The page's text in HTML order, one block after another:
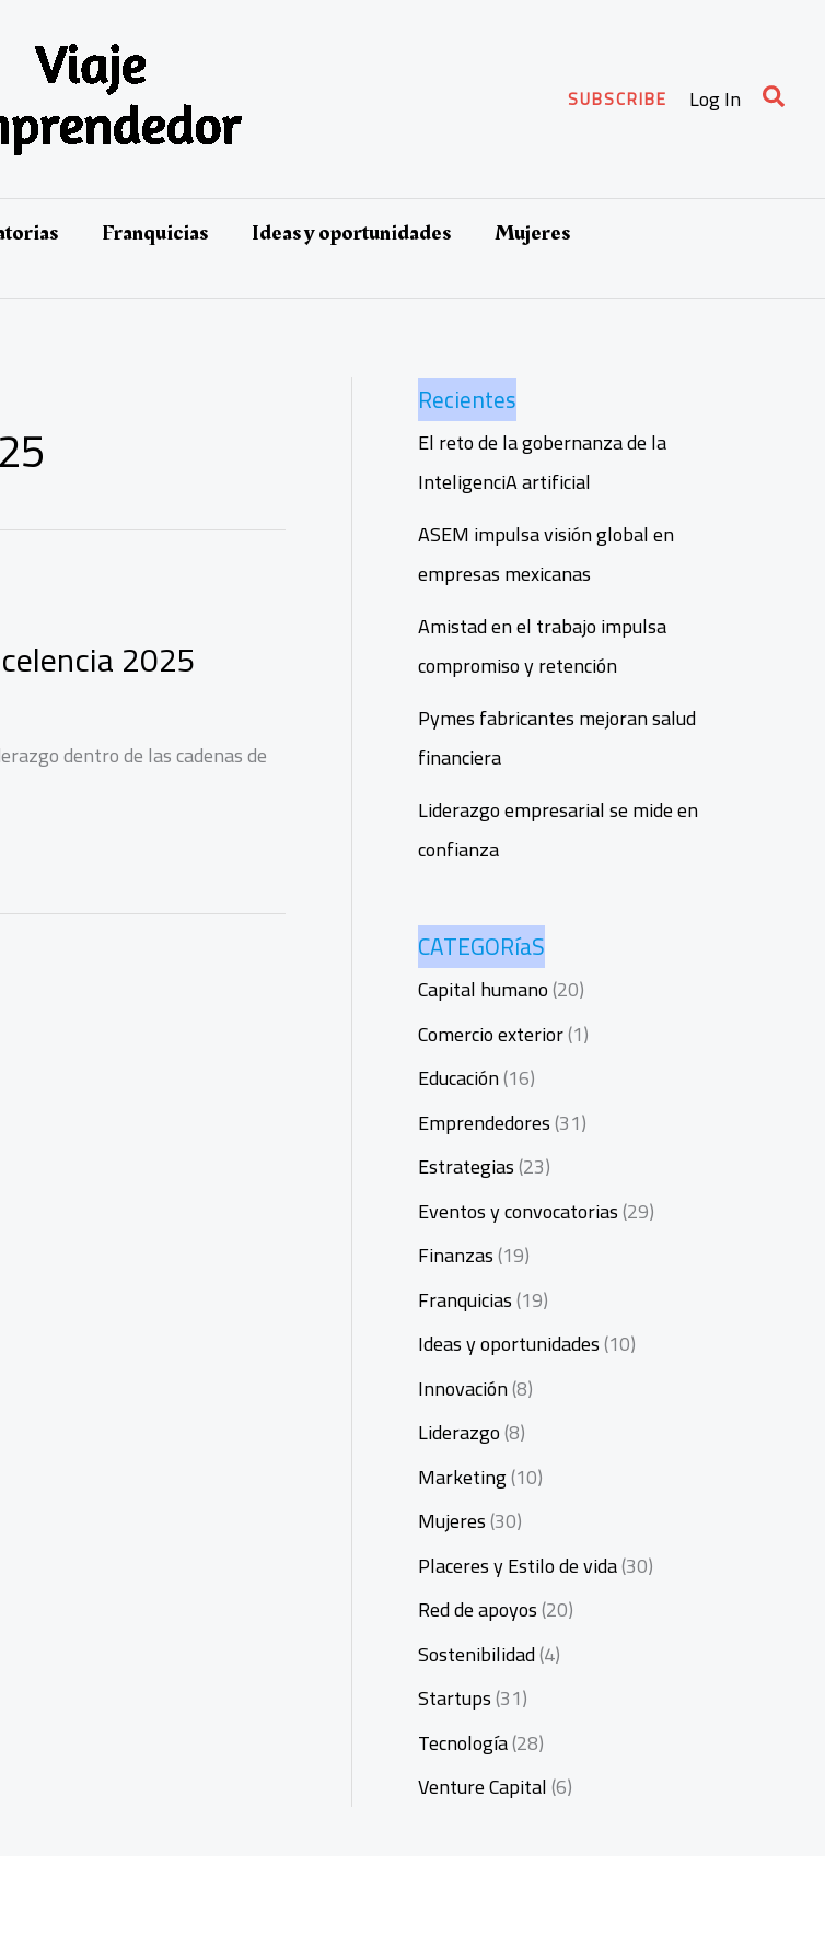
SUBSCRIBE Log In
Franquicias Ideas y oportunidades
Mujeres
2025
dentro de las cadenas de
Recientes
El reto de la gobernanza de la
InteligenciA artificial
ASEM impulsa visión global en
empresas mexicanas
Amistad en el trabajo impulsa
compromiso y retención
Pymes fabricantes mejoran salud
financiera
Liderazgo empresarial se mide en
confianza
CATEGORíaS
Capital humano(20)
Comercio exterior(1)
Educación(16)
Emprendedores(31)
Estrategias(23)
Eventos y convocatorias(29)
Finanzas(19)
Franquicias(19)
Ideas y oportunidades(10)
Innovación(8)
Liderazgo(8)
Marketing(10)
Mujeres(30)
Placeres y Estilo de vida(30)
Red de apoyos(20)
Sostenibilidad(4)
Startups(31)
Tecnología(28)
Venture Capital(6)